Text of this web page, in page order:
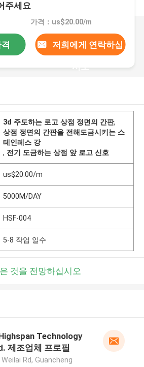
주세요
가격：us$20.00/m
저희에게 연락하십
시오
3d 주도하는 로고 상점 정면의 간판,
상점 정면의 간판을 전해도금시키는 스
테인레스 강
, 전기 도금하는 상점 앞 로고 신호
us$20.00/m
5000M/DAY
HSF-004
5-8 작업 일수
것을 전망하십시오
Technology
제조업체 프로필
Weilai Rd, Guancheng